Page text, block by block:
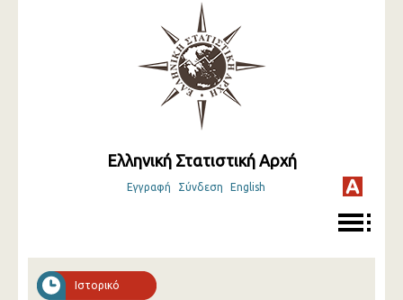
Ελληνική Στατιστική Αρχή
Εγγραφή Σύνδεση English
Ιστορικό